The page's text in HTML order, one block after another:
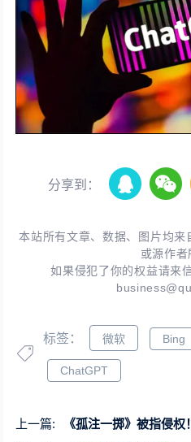
分享到：
本站所有文章、数据、图片均
或源作者
如果侵犯了你的权益请来
标签： 微软 Bing
ChatGPT
上一篇:
《孤注一掷》被指侵权